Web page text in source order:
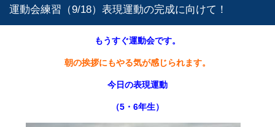
運動会練習（9/18）表現運動の完成に向けて！
もうすぐ運動会です。
朝の挨拶にもやる気が感じられます。
今日の表現運動
（5・6年生）